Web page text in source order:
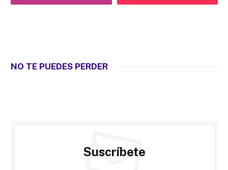
NO TE PUEDES PERDER
Suscríbete